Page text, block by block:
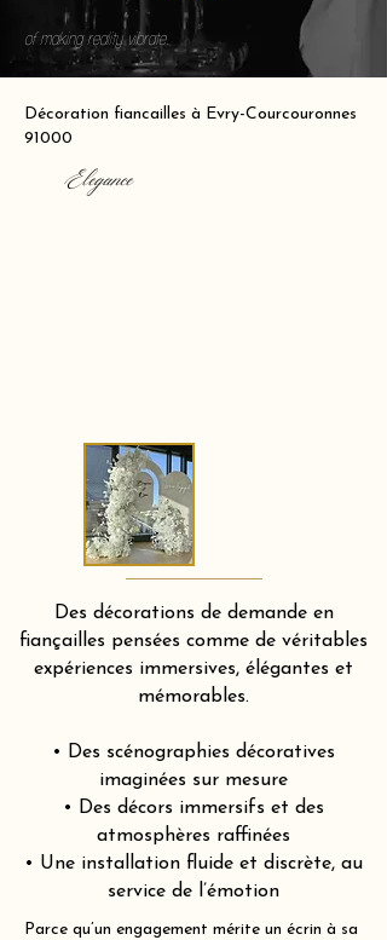
of making reality vibrate.
Décoration fiancailles à Evry-Courcouronnes
91000
Elegance
Des décorations de demande en
fiançailles pensées comme de véritables
expériences immersives, élégantes et
mémorables.
• Des scénographies décoratives
imaginées sur mesure
• Des décors immersifs et des
atmosphères raffinées
• Une installation fluide et discrète, au
service de l’émotion
Parce qu’un engagement mérite un écrin à sa